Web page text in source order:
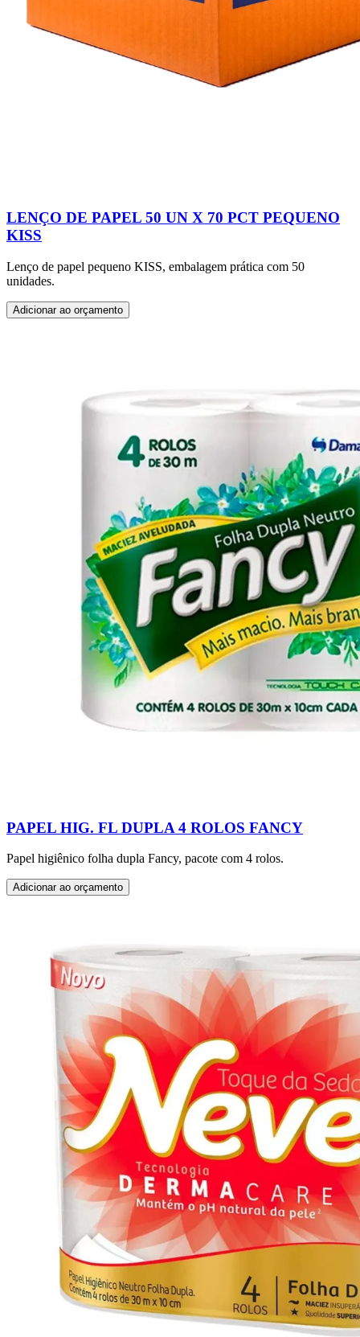
LENÇO DE PAPEL 50 UN X 70 PCT PEQUENO
KISS
Lenço de papel pequeno KISS, embalagem prática com 50
unidades.
Adicionar ao orçamento
PAPEL HIG. FL DUPLA 4 ROLOS FANCY
Papel higiênico folha dupla Fancy, pacote com 4 rolos.
Adicionar ao orçamento